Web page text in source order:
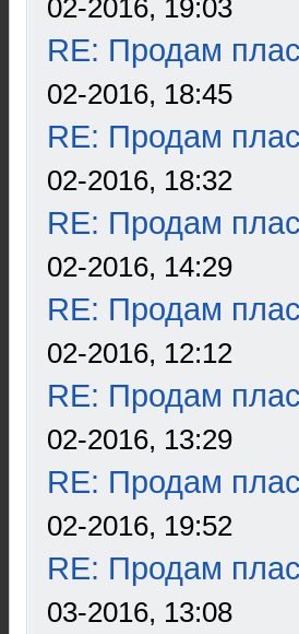
02-2016, 19:03
RE: Продам
02-2016, 18:45
RE: Продам
02-2016, 18:32
RE: Продам
02-2016, 14:29
RE: Продам
02-2016, 12:12
RE: Продам
02-2016, 13:29
RE: Продам
02-2016, 19:52
RE: Продам
03-2016, 13:08